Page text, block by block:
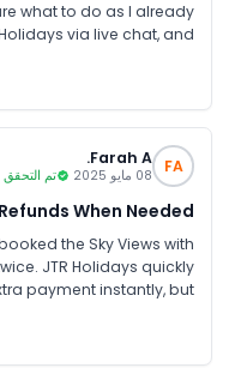
what to do as I already
via live chat, and
FA
Farah A.
08 مايو 2025 تم التحقق
Refunds When Needed
the Sky Views with
JTR Holidays quickly
payment instantly, but